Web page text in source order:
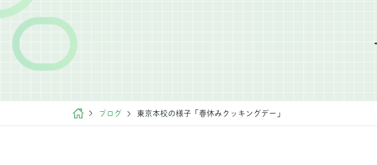
ブログ 東京本校の様子「春休みクッキングデー」